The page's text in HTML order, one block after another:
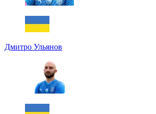
Дмитро Ульянов